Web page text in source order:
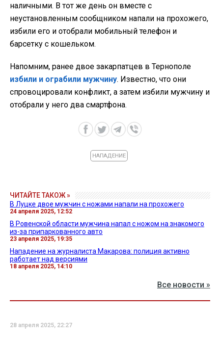
наличными. В тот же день он вместе с
неустановленным сообщником напали на прохожего,
избили его и отобрали мобильный телефон и
барсетку с кошельком.
Напомним, ранее двое закарпатцев в Тернополе
избили и ограбили мужчину. Известно, что они
спровоцировали конфликт, а затем избили мужчину и
отобрали у него два смартфона.
НАПАДЕНИЕ
ЧИТАЙТЕ ТАКОЖ »
В Луцке двое мужчин с ножами напали на прохожего
24 апреля 2025, 12:52
В Ровенской области мужчина напал с ножом на знакомого
из-за припаркованного авто
23 апреля 2025, 19:35
Нападение на журналиста Макарова: полиция активно
работает над версиями
18 апреля 2025, 14:10
Все новости »
28 апреля 2025, 22:27